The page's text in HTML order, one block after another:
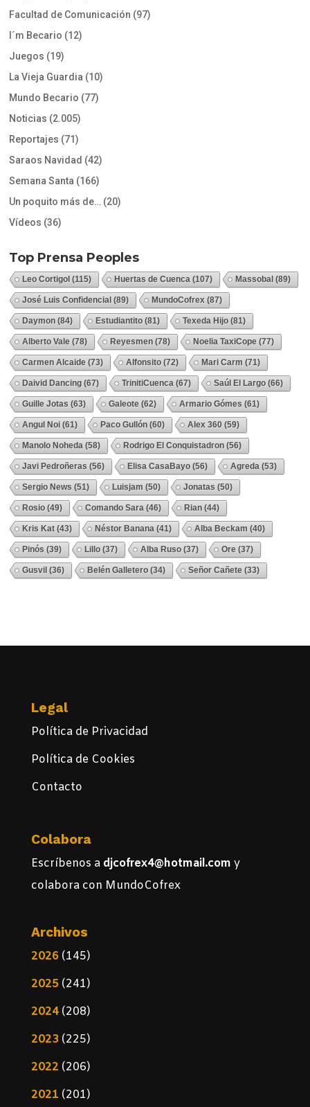
Facultad de Comunicación (97)
I´m Becario (12)
Juegos (19)
La Vieja Guardia (10)
Mundo Becario (77)
Noticias (2.005)
Reportajes (71)
Saraos Navidad (42)
Semana Santa (166)
Un poquito más de… (20)
Vídeos (36)
Top Prensa Peoples
Leo Cortigol (115) Huertas de Cuenca (107) Massobal (89)
José Luis Confidencial (89) MundoCofrex (87)
Daymon (84) Estudiantito (81) Texeda Hijo (81)
Alberto Vale (78) Reyesmen (78) Noelia TaxiCope (77)
Carmen Alcaide (73) Alfonsito (72) Mari Carm (71)
Daivid Dancing (67) TrinitiCuenca (67) Saúl El Largo (66)
Guille Jotas (63) Galeote (62) Armario Gómes (61)
Angul Noi (61) Paco Gullón (60) Alex 360 (59)
Manolo Noheda (58) Rodrigo El Conquistadron (56)
Javi Pedroñeras (56) Elisa CasaBayo (56) Agreda (53)
Sergio News (51) Luisjam (50) Jonatas (50)
Rosio (49) Comando Sara (46) Rian (44)
Kris Kat (43) Néstor Banana (41) Alba Beckam (40)
Pinós (39) Lillo (37) Alba Ruso (37) Ore (37)
Gusvil (36) Belén Galletero (34) Señor Cañete (33)
Legal
Política de Privacidad
Política de Cookies
Contacto
Colabora
Escríbenos a djcofrex4@hotmail.com y
colabora con MundoCofrex
Archivos
2026(145)
2025(241)
2024(208)
2023(225)
2022 (206)
2021 (201)